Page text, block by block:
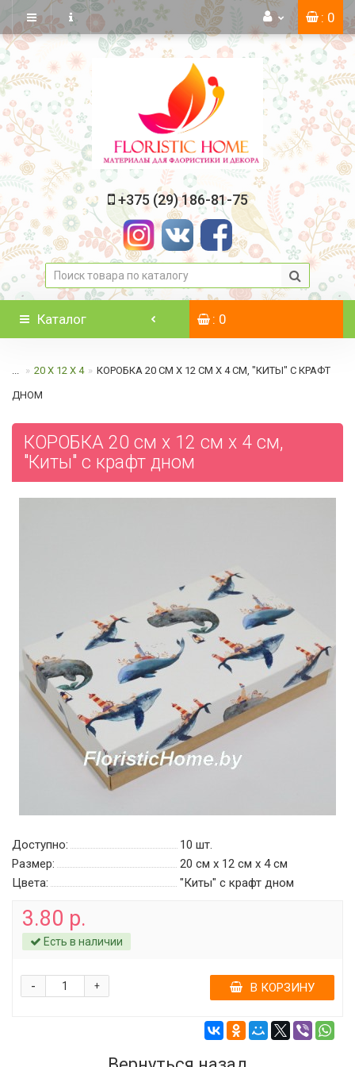
: 0
+375 (29) 186-81-75
Каталог : 0
... 20 Х 12 Х 4 КОРОБКА 20 СМ Х 12 СМ Х 4 СМ, "КИТЫ" С КРАФТ
ДНОМ
КОРОБКА 20 см х 12 см х 4 см,
"Киты" с крафт дном
Доступно: 10 шт.
Размер:
20 см х 12 см х 4 см
Цвета:
"Киты" с крафт дном
3.80 р.
Есть в наличии
+
- В КОРЗИНУ